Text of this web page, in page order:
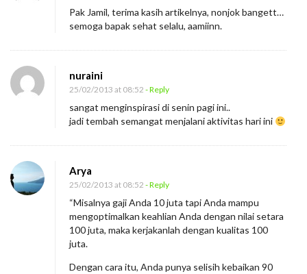
Pak Jamil, terima kasih artikelnya, nonjok bangett…
semoga bapak sehat selalu, aamiinn.
nuraini
25/02/2013 at 08:52 - Reply
sangat menginspirasi di senin pagi ini..
jadi tembah semangat menjalani aktivitas hari ini
Arya
25/02/2013 at 08:52 - Reply
“Misalnya gaji Anda 10 juta tapi Anda mampu
mengoptimalkan keahlian Anda dengan nilai setara
100 juta, maka kerjakanlah dengan kualitas 100
juta.
Dengan cara itu, Anda punya selisih kebaikan 90